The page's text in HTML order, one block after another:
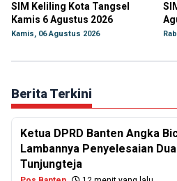
SIM Keliling Kota Tangsel
Kamis 6 Agustus 2026
Kamis, 06 Agustus 2026
Berita Terkini
Ketua DPRD Banten Angka
Lambannya Penyelesaian
Tunjungteja